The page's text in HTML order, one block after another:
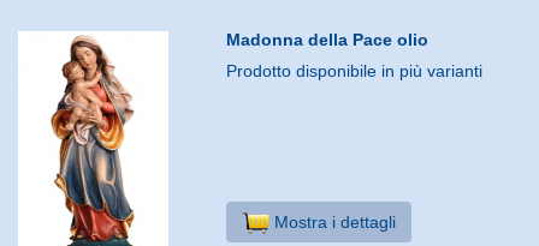
Madonna della Pace olio
Prodotto disponibile in più varianti
Mostra i dettagli